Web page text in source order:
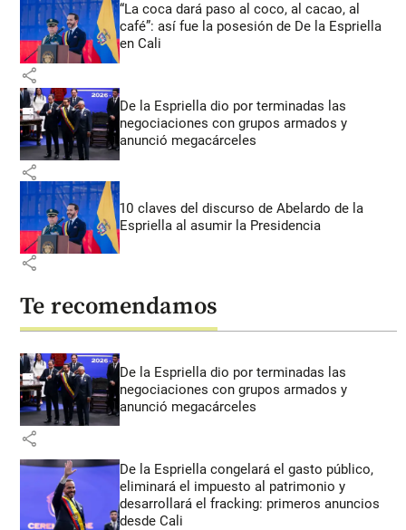
“La coca dará paso al coco, al cacao, al
café”: así fue la posesión de De la Espriella
en Cali
share
De la Espriella dio por terminadas las
negociaciones con grupos armados y
anunció megacárceles
share
10 claves del discurso de Abelardo de la
Espriella al asumir la Presidencia
share
Te recomendamos
De la Espriella dio por terminadas las
negociaciones con grupos armados y
anunció megacárceles
share
De la Espriella congelará el gasto público,
eliminará el impuesto al patrimonio y
desarrollará el fracking: primeros anuncios
desde Cali